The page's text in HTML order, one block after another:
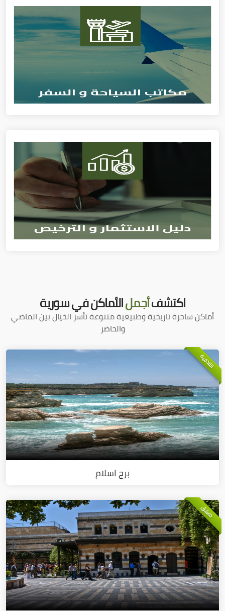
اكتشفأجملالأماكن في سورية
أماكن ساحرة تاريخية وطبيعية متنوعة تأسر الخيال بين الماضي
والحاضر
اللاذقية
برج اسلام
دمشق